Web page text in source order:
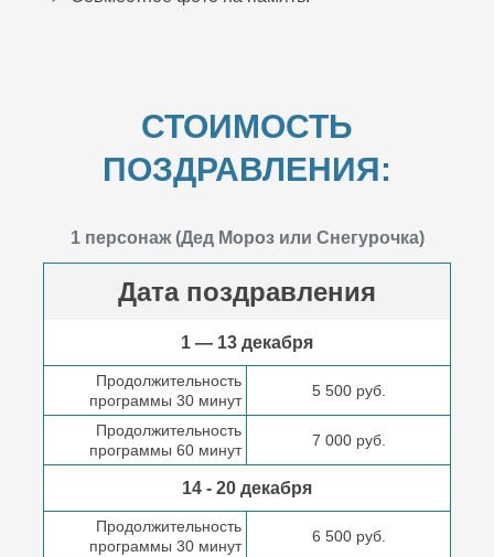
СТОИМОСТЬ
ПОЗДРАВЛЕНИЯ:
1 персонаж (Дед Мороз или Снегурочка)
Дата поздравления
1 — 13 декабря
Продолжительность
программы 30 минут
5 500 руб.
Продолжительность
программы 60 минут
7 000 руб.
14 - 20 декабря
Продолжительность
программы 30 минут
6 500 руб.